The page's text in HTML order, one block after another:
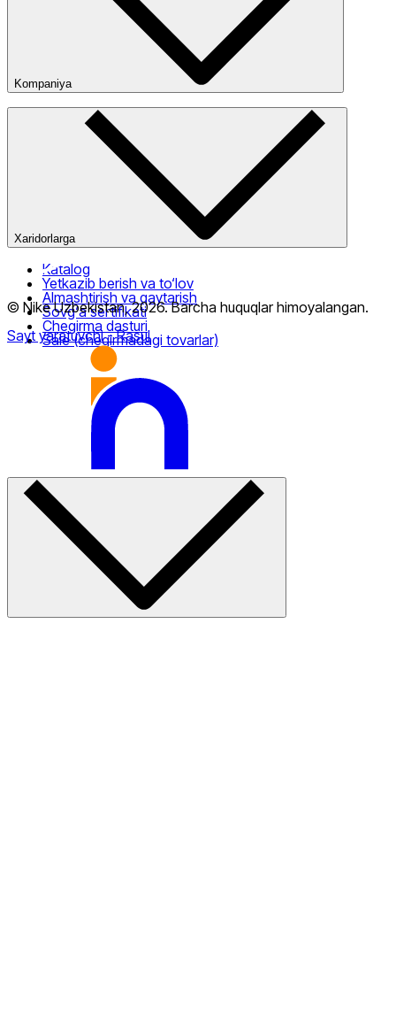
Kompaniya
Kompaniya haqida
Bizning do‘konlarimiz
Ommaviy oferta
Xaridorlarga
Katalog
Yetkazib berish va to‘lov
Almashtirish va qaytarish
Sovg‘a sertifikati
Chegirma dasturi
Sale (chegirmadagi tovarlar)
© Nike Uzbekistan,2026.Barcha huquqlar himoyalangan.
Sayt yaratuvchi- Rasul